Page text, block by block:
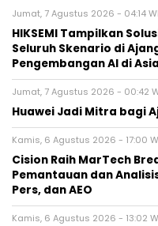
Jumat, 7 Agustus 2026 - 04:14
HIKSEMI Tampilkan
Seluruh Skenario di
Pengembangan AI di
Jumat, 7 Agustus 2026 - 00:42
Huawei Jadi Mitra bagi
Kamis, 6 Agustus 2026 - 17:00
Cision Raih MarTech
Pemantauan dan
Pers, dan AEO
Kamis, 6 Agustus 2026 - 13:02